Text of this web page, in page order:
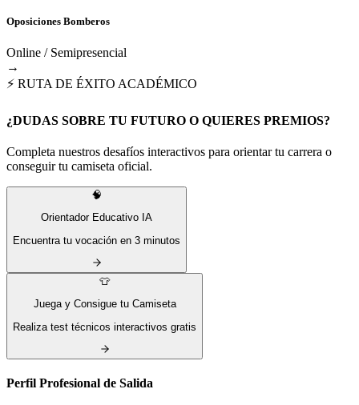
Oposiciones Bomberos
Online / Semipresencial
→
⚡ RUTA DE ÉXITO ACADÉMICO
¿DUDAS SOBRE TU FUTURO O QUIERES PREMIOS?
Completa nuestros desafíos interactivos para orientar tu carrera o
conseguir tu camiseta oficial.
🧠
Orientador Educativo IA
Encuentra tu vocación en 3 minutos
👕
Juega y Consigue tu Camiseta
Realiza test técnicos interactivos gratis
Perfil Profesional de Salida